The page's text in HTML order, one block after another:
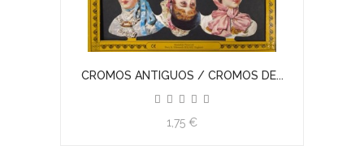
CROMOS ANTIGUOS / CROMOS DE...
1,75 €